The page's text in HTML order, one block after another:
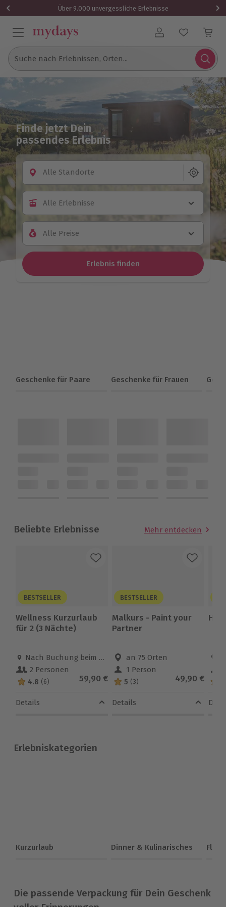
Über 9.000 unvergessliche Erlebnisse
Benutzerkonto
Suche nach Erlebnissen, Orten...
Finde jetzt Dein
passendes Erlebnis
Alle Standorte
Alle Erlebnisse
Alle Preise
Erlebnis finden
Geschenke für Paare Geschenke für Frauen
Beliebte Erlebnisse Mehr entdecken
BESTSELLER
Wellness Kurzurlaub
für 2 (3 Nächte)
Standort
Nach Buchung beim Erlebnispartner
Anzahl der Teilnehmer
2 Personen
4.8 von 5 Sternen basierend auf 6 Bewertungen
4.8 (6) Aktueller Preis
59,90 €
Details
BESTSELLER
Malkurs - Paint your
Partner
Standort
an 75 Orten
Anzahl der Teilnehmer
1 Person
5 von 5 Sternen basierend auf
5 (3) Aktueller
49,90 €
Details
4.5
Erlebniskategorien
Kurzurlaub Dinner & Kulinarisches
Die passende Verpackung für Dein Geschenk